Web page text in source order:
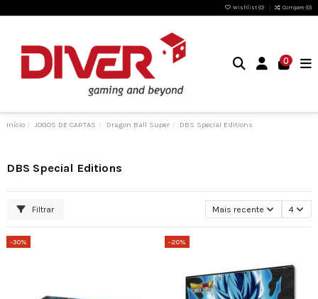
Wishlist (0) Compare (0)
0
Início JOGOS DE CARTAS Dragon Ball Super DBS Special Editions
DBS Special Editions
Filtrar Mais recente 4
-30% -20%